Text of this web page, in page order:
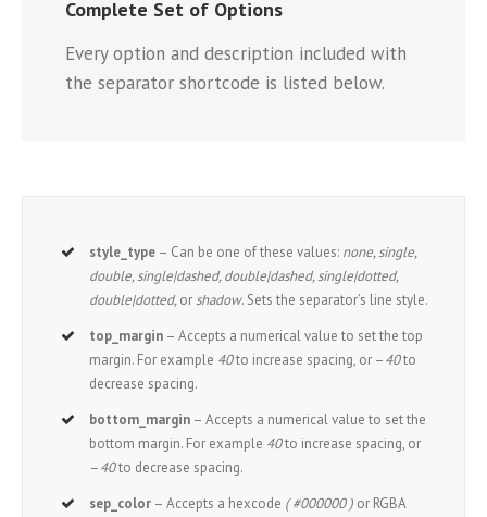
Complete Set of Options
Every option and description included with
the separator shortcode is listed below.
style_type – Can be one of these values: none, single,
double, single|dashed, double|dashed, single|dotted,
double|dotted,orshadow. Sets the separator’s line style.
top_margin – Accepts a numerical value to set the top
margin. For example 40to increase spacing, or –40to
decrease spacing.
bottom_margin – Accepts a numerical value to set the
bottom margin. For example 40to increase spacing, or
–40to decrease spacing.
sep_color – Accepts a hexcode ( #000000 ) or RGBA